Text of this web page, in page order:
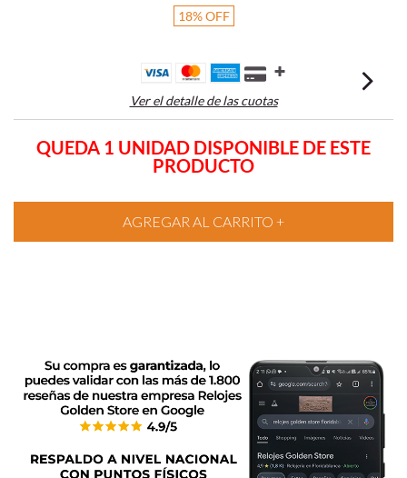
18%OFF
Ver el detalle de las cuotas
QUEDA 1 UNIDAD DISPONIBLE DE ESTE
PRODUCTO